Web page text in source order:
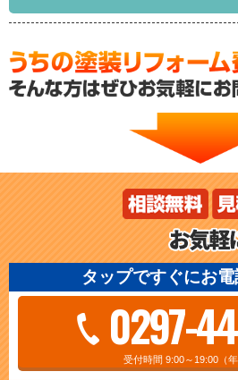
タップですぐにお
0297-
受付時間 9:00～19:00（年